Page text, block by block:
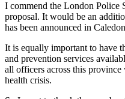
I commend the London Police
proposal. It would be an
has been announced in
It is equally important to have
and prevention services
all officers across this
health crisis.